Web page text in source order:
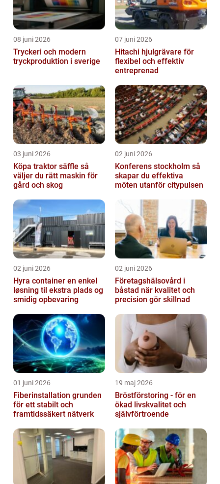
08 juni 2026
Tryckeri och modern
tryckproduktion i sverige
07 juni 2026
Hitachi hjulgrävare för
flexibel och effektiv
entreprenad
03 juni 2026
Köpa traktor säffle så
väljer du rätt maskin för
gård och skog
02 juni 2026
Konferens stockholm så
skapar du effektiva
möten utanför citypulsen
02 juni 2026
Hyra container en enkel
løsning til ekstra plads og
smidig opbevaring
02 juni 2026
Företagshälsovård i
båstad när kvalitet och
precision gör skillnad
01 juni 2026
Fiberinstallation grunden
för ett stabilt och
framtidssäkert nätverk
19 maj 2026
Bröstförstoring - för en
ökad livskvalitet och
självförtroende